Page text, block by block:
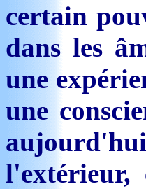
certain
dans les
une
une
l'extérieur,